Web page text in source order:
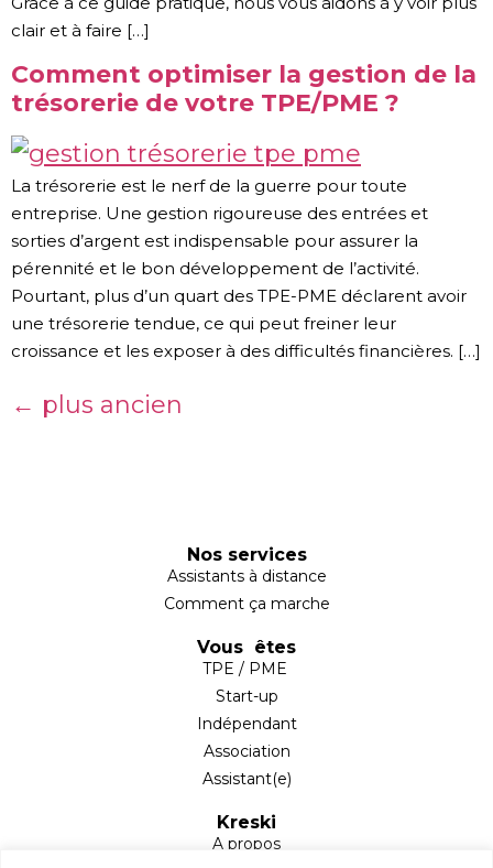
clair et à faire […]
Comment optimiser la gestion de la
trésorerie de votre TPE/PME ?
La trésorerie est le nerf de la guerre pour toute
entreprise. Une gestion rigoureuse des entrées et
sorties d’argent est indispensable pour assurer la
pérennité et le bon développement de l’activité.
Pourtant, plus d’un quart des TPE-PME déclarent avoir
une trésorerie tendue, ce qui peut freiner leur
croissance et les exposer à des difficultés financières. […]
← plus ancien
Nos services
Assistants à distance
Comment ça marche
Vous êtes
TPE / PME
Start-up
Indépendant
Association
Assistant(e)
Kreski
A propos